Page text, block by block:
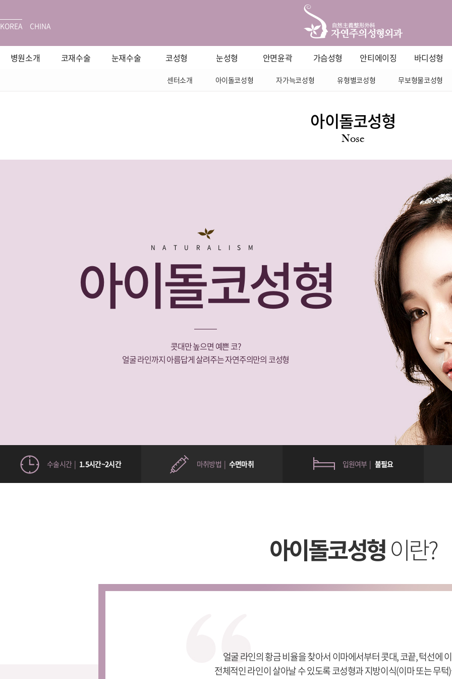
KOREA CHINA
병원소개 코재수술 눈재수술 코성형 눈성형 안면윤곽 가슴성형 안티에이징 바디성형
센터소개 아이돌코성형 자가늑코성형 유형별코성형 무보형물코성형
아이돌코성형
Nose
NATURALISM
아이돌코성형
콧대만 높으면 예쁜 코?
얼굴 라인까지 아름답게 살려주는 자연주의만의 코성형
수술시간 | 1.5시간~2시간 마취방법 | 수면마취 입원여부 | 불필요
아이돌코성형이란?
얼굴 라인의 황금 비율을 찾아서 이마에서부터 콧대, 코끝, 턱선에
전체적인 라인이 살아날 수 있도록 코성형과 지방이식(이마 또는 무